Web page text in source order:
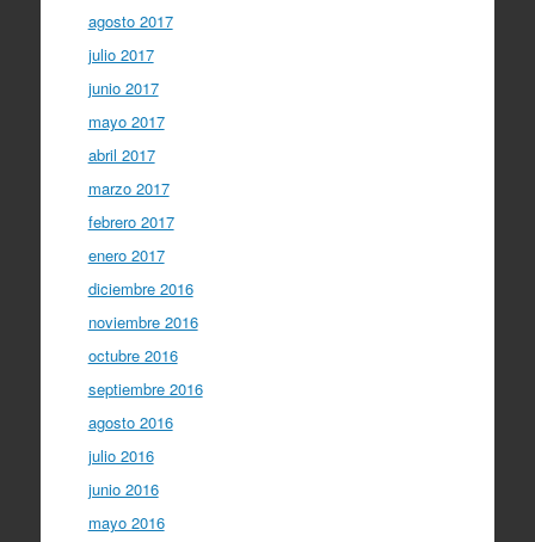
agosto 2017
julio 2017
junio 2017
mayo 2017
abril 2017
marzo 2017
febrero 2017
enero 2017
diciembre 2016
noviembre 2016
octubre 2016
septiembre 2016
agosto 2016
julio 2016
junio 2016
mayo 2016